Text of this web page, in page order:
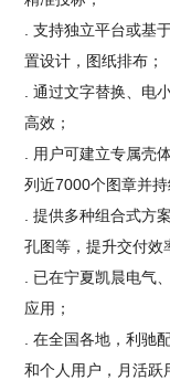
. 支持独立平台或基
置设计，图纸排布；
. 通过文字替换、电
高效；
. 用户可建立专属壳
列近7000个图章并持
. 提供多种组合式方
孔图等，提升交付效
. 已在宁夏凯晨电气
应用；
. 在全国各地，利驰
和个人用户，月活跃